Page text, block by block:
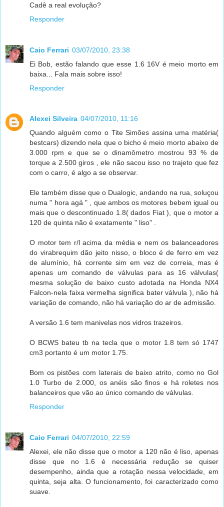
Cadê a real evolução?
Responder
Caio Ferrari 03/07/2010, 23:38
Ei Bob, estão falando que esse 1.6 16V é meio morto em
baixa... Fala mais sobre isso!
Responder
Alexei Silveira 04/07/2010, 11:16
Quando alguém como o Tite Simões assina uma matéria(
bestcars) dizendo nela que o bicho é meio morto abaixo de
3.000 rpm e que se o dinamômetro mostrou 93 % de
torque a 2.500 giros , ele não sacou isso no trajeto que fez
com o carro, é algo a se observar.
Ele também disse que o Dualogic, andando na rua, soluçou
numa " hora agá " , que ambos os motores bebem igual ou
mais que o descontinuado 1.8( dados Fiat ), que o motor a
120 de quinta não é exatamente " liso" .
O motor tem r/l acima da média e nem os balanceadores
do virabrequim dão jeito nisso, o bloco é de ferro em vez
de alumínio, há corrente sim em vez de correia, mas é
apenas um comando de válvulas para as 16 válvulas(
mesma solução de baixo custo adotada na Honda NX4
Falcon-nela faixa vermelha significa bater válvula ), não há
variação de comando, não há variação do ar de admissão.
A versão 1.6 tem manivelas nos vidros trazeiros.
O BCWS bateu tb na tecla que o motor 1.8 tem só 1747
cm3 portanto é um motor 1.75.
Bom os pistões com laterais de baixo atrito, como no Gol
1.0 Turbo de 2.000, os anéis são finos e há roletes nos
balanceiros que vão ao único comando de válvulas.
Responder
Caio Ferrari 04/07/2010, 22:59
Alexei, ele não disse que o motor a 120 não é liso, apenas
disse que no 1.6 é necessária redução se quiser
desempenho, ainda que a rotação nessa velocidade, em
quinta, seja alta. O funcionamento, foi caracterizado como
suave.